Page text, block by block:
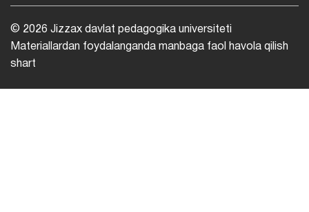
© 2026 Jizzax davlat pedagogika universiteti
Materiallardan foydalanganda manbaga faol havola qilish
shart